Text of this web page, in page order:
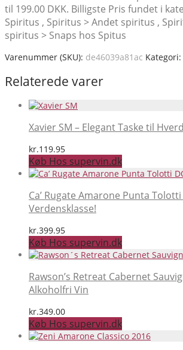
til 199.00 DKK. Billigste Pris fundet i
Spiritus , Spiritus > Andet spiritus ,
spiritus > Snaps hos Spitus
Varenummer (SKU): de46039a81ac Kategori:
Relaterede varer
Xavier SM – Elegant Taske til
kr.119.95
Køb Hos supervin.dk
Ca’ Rugate Amarone Punta Tolotti
Verdensklasse!
kr.399.95
Køb Hos supervin.dk
Rawson’s Retreat Cabernet
Alkoholfri Vin
kr.349.00
Køb Hos supervin.dk